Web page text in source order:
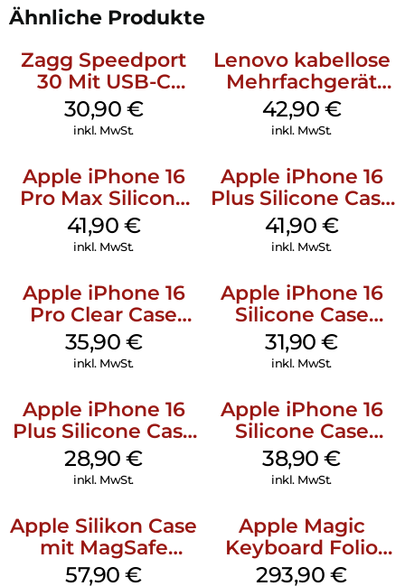
Ähnliche Produkte
Zagg Speedport
30 Mit USB-C
Kabel Weiß
30,90 €
inkl. MwSt.
Lenovo kabellose
Mehrfachgerät
Luna Grey
42,90 €
inkl. MwSt.
Apple iPhone 16
Pro Max Silicone
Case MagSafe
Ultramarine
41,90 €
inkl. MwSt.
Apple iPhone 16
Plus Silicone Case
MagSafe Stone
Gray
41,90 €
inkl. MwSt.
Apple iPhone 16
Pro Clear Case
MagSafe
Transparent
35,90 €
inkl. MwSt.
Apple iPhone 16
Silicone Case
MagSafe Fuchsia
31,90€
inkl. MwSt.
Apple iPhone 16
Plus Silicone Case
MagSafe Black
28,90€
inkl. MwSt.
Apple iPhone 16
Silicone Case
MagSafe
Ultramarine
38,90€
inkl. MwSt.
Apple Silikon Case
mit MagSafe
iPhone 14 Pro
57,90€
Apple Magic
Keyboard Folio
iPad 10.9″ (10.Gen.)
293,90€